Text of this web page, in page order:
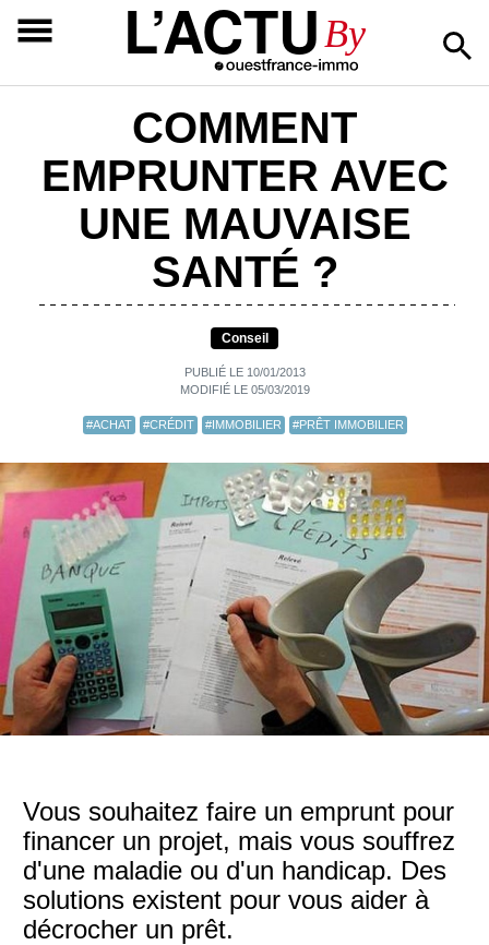
L’ACTUBy
COMMENT
EMPRUNTER AVEC
UNE MAUVAISE
SANTÉ ?
Conseil
PUBLIÉ LE 10/01/2013
MODIFIÉ LE 05/03/2019
#ACHAT #CRÉDIT #IMMOBILIER #PRÊT IMMOBILIER
Vous souhaitez faire un emprunt pour
financer un projet, mais vous souffrez
d'une maladie ou d'un handicap. Des
solutions existent pour vous aider à
décrocher un prêt.